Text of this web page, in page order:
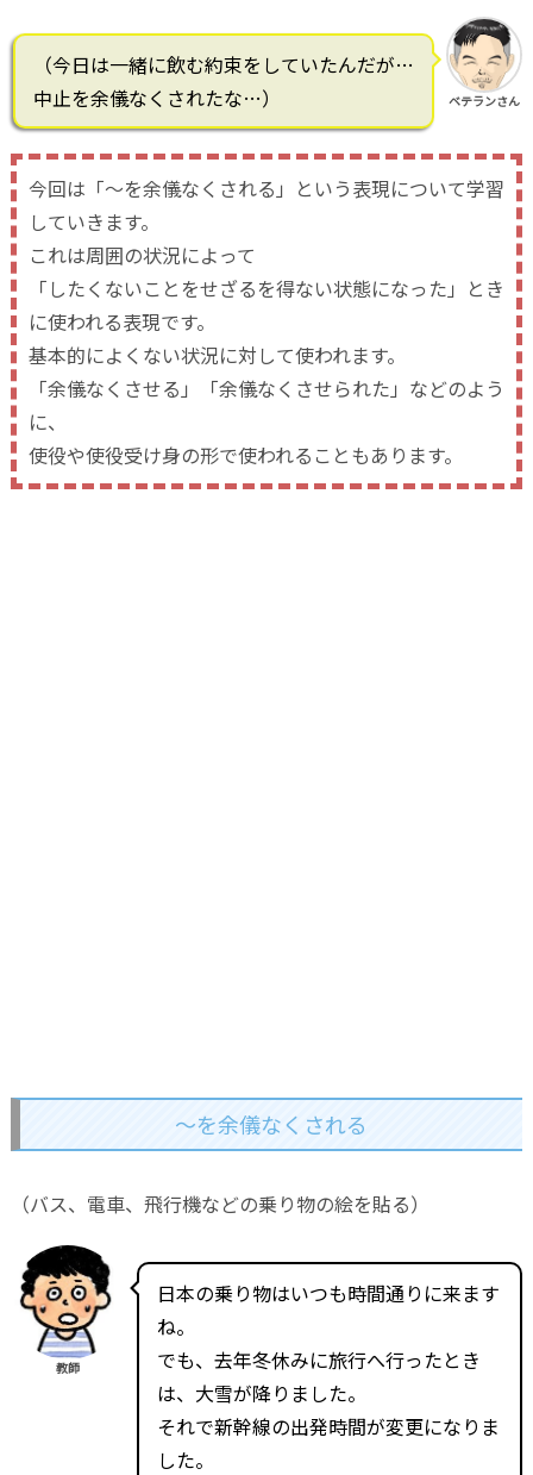
（今日は一緒に飲む約束をしていたんだが…
中止を余儀なくされたな…）
ベテランさん
今回は「～を余儀なくされる」という表現について学習
していきます。
これは周囲の状況によって
「したくないことをせざるを得ない状態になった」とき
に使われる表現です。
基本的によくない状況に対して使われます。
「余儀なくさせる」「余儀なくさせられた」などのよう
に、
使役や使役受け身の形で使われることもあります。
～を余儀なくされる
（バス、電車、飛行機などの乗り物の絵を貼る）
教師
日本の乗り物はいつも時間通りに来ます
ね。
でも、去年冬休みに旅行へ行ったとき
は、大雪が降りました。
それで新幹線の出発時間が変更になりま
した。